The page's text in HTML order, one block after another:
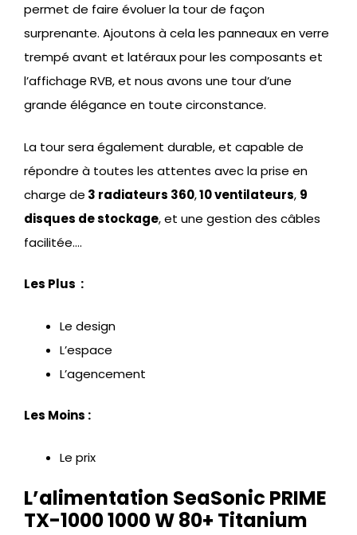
permet de faire évoluer la tour de façon
surprenante. Ajoutons à cela les panneaux en verre
trempé avant et latéraux pour les composants et
l’affichage RVB, et nous avons une tour d’une
grande élégance en toute circonstance.
La tour sera également durable, et capable de
répondre à toutes les attentes avec la prise en
charge de 3 radiateurs 360,10 ventilateurs, 9
disques de stockage, et une gestion des câbles
facilitée….
Les Plus :
Le design
L’espace
L’agencement
Les Moins :
Le prix
L’alimentation SeaSonic PRIME
TX-1000 1000 W 80+ Titanium